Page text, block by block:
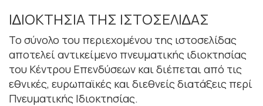
Ι∆ΙΟΚΤΗΣΙΑ ΤΗΣ ΙΣΤΟΣΕΛΙ∆ΑΣ
Το σύνολο του περιεχοµένου της ιστοσελίδας
αποτελεί αντικείµενο πνευµατικής ιδιοκτησίας
του Κέντρου Επενδύσεων και διέπεται από τις
εθνικές, ευρωπαϊκές και διεθνείς διατάξεις περί
Πνευµατικής Ιδιοκτησίας.